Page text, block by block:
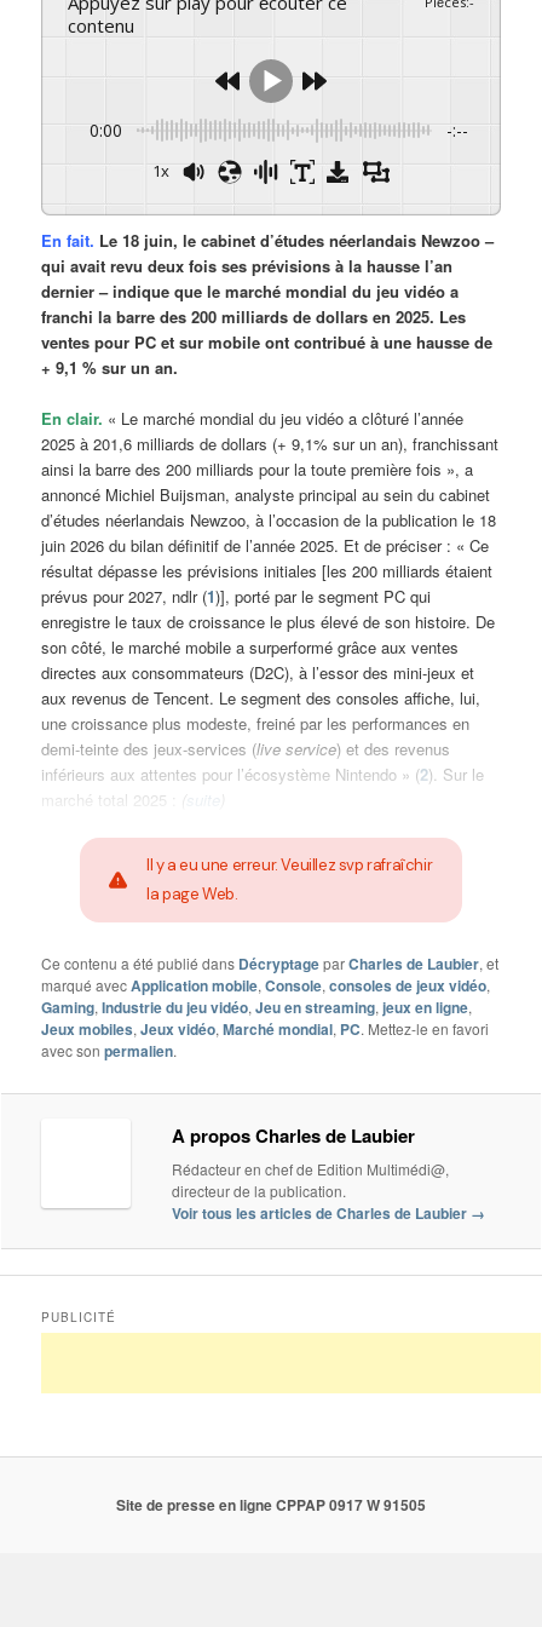
contenu
0:00 -:--
1x
En fait. Le 18 juin, le cabinet d’études néerlandais Newzoo –
qui avait revu deux fois ses prévisions à la hausse l’an
dernier – indique que le marché mondial du jeu vidéo a
franchi la barre des 200 milliards de dollars en 2025. Les
ventes pour PC et sur mobile ont contribué à une hausse de
+ 9,1 % sur un an.
En clair. « Le marché mondial du jeu vidéo a clôturé l’année
2025 à 201,6 milliards de dollars (+ 9,1% sur un an), franchissant
ainsi la barre des 200 milliards pour la toute première fois », a
annoncé Michiel Buijsman, analyste principal au sein du cabinet
d’études néerlandais Newzoo, à l’occasion de la publication le 18
juin 2026 du bilan définitif de l’année 2025. Et de préciser : « Ce
résultat dépasse les prévisions initiales [les 200 milliards étaient
prévus pour 2027, ndlr (1)], porté par le segment PC qui
enregistre le taux de croissance le plus élevé de son histoire. De
son côté, le marché mobile a surperformé grâce aux ventes
directes aux consommateurs (D2C), à l’essor des mini-jeux et
aux revenus de Tencent. Le segment des consoles affiche, lui,
une croissance plus modeste, freiné par les performances en
demi-teinte des jeux-services (live service) et des revenus
inférieurs aux attentes pour l’écosystème Nintendo » (2). Sur le
marché total 2025 :
suite
Il y a eu une erreur. Veuillez svp rafraîchir
la page Web.
Ce contenu a été publié dans DécryptageparCharles de Laubier, et
marqué avecApplication mobile,Console,consoles de jeux vidéo,
Gaming,Industrie du jeu vidéo,Jeu en streaming,jeux en ligne,
Jeux mobiles,Jeux vidéo,Marché mondial, PC. Mettez-le en favori
avec sonpermalien.
A propos Charles de Laubier
Rédacteur en chef de Edition Multimédi@,
directeur de la publication.
Voir tous les articles de Charles de Laubier →
PUBLICITÉ
Site de presse en ligne CPPAP 0917 W 91505